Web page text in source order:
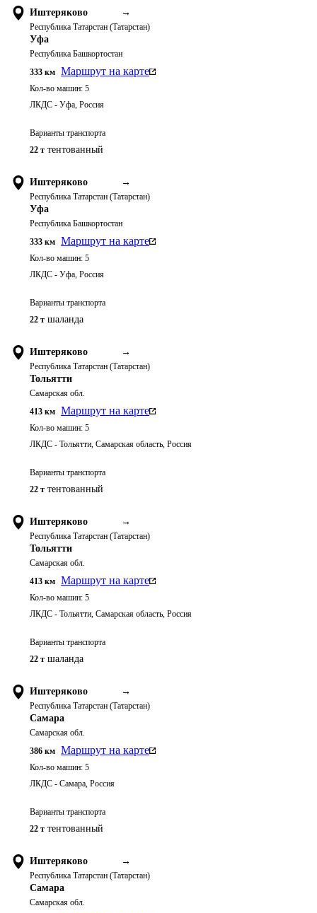
Иштеряково →
Республика Татарстан (Татарстан)
Уфа
Республика Башкортостан
333 км Маршрут на карте
Кол-во машин: 5
ЛКДС - Уфа, Россия
Варианты транспорта
22 т тентованный
Иштеряково →
Республика Татарстан (Татарстан)
Уфа
Республика Башкортостан
333 км Маршрут на карте
Кол-во машин: 5
ЛКДС - Уфа, Россия
Варианты транспорта
22 т шаланда
Иштеряково →
Республика Татарстан (Татарстан)
Тольятти
Самарская обл.
413 км Маршрут на карте
Кол-во машин: 5
ЛКДС - Тольятти, Самарская область, Россия
Варианты транспорта
22 т тентованный
Иштеряково →
Республика Татарстан (Татарстан)
Тольятти
Самарская обл.
413 км Маршрут на карте
Кол-во машин: 5
ЛКДС - Тольятти, Самарская область, Россия
Варианты транспорта
22 т шаланда
Иштеряково →
Республика Татарстан (Татарстан)
Самара
Самарская обл.
386 км Маршрут на карте
Кол-во машин: 5
ЛКДС - Самара, Россия
Варианты транспорта
22 т тентованный
Иштеряково →
Республика Татарстан (Татарстан)
Самара
Самарская обл.